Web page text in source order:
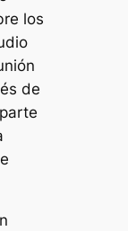
los
de